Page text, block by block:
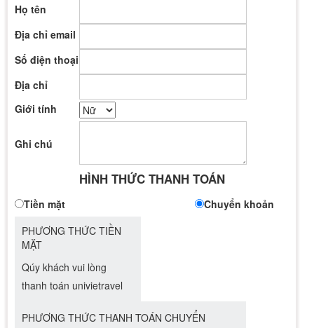
Họ tên
Địa chỉ email
Số điện thoại
Địa chỉ
Giới tính
Ghi chú
HÌNH THỨC THANH TOÁN
Tiền mặt
Chuyển khoản
PHƯƠNG THỨC TIỀN
MẶT
Qúy khách vui lòng
thanh toán univietravel
PHƯƠNG THỨC THANH TOÁN CHUYỂN